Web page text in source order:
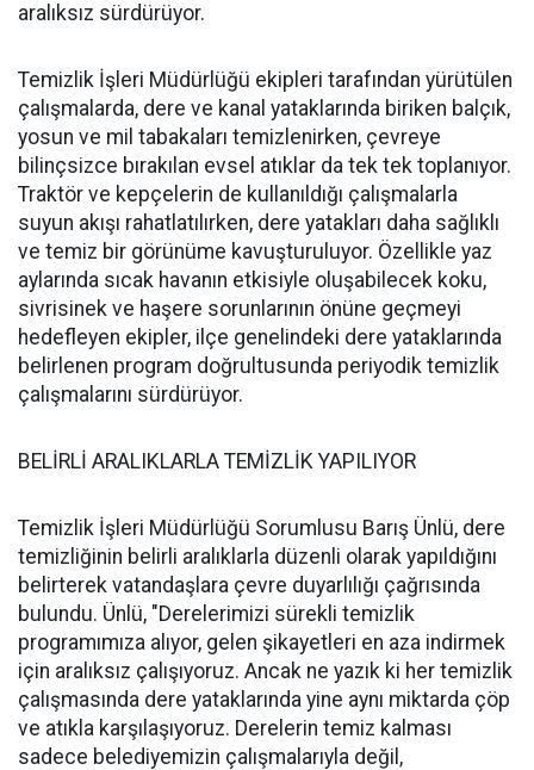
aralıksız sürdürüyor.
Temizlik İşleri Müdürlüğü ekipleri tarafından yürütülen
çalışmalarda, dere ve kanal yataklarında biriken balçık,
yosun ve mil tabakaları temizlenirken, çevreye
bilinçsizce bırakılan evsel atıklar da tek tek toplanıyor.
Traktör ve kepçelerin de kullanıldığı çalışmalarla
suyun akışı rahatlatılırken, dere yatakları daha sağlıklı
ve temiz bir görünüme kavuşturuluyor. Özellikle yaz
aylarında sıcak havanın etkisiyle oluşabilecek koku,
sivrisinek ve haşere sorunlarının önüne geçmeyi
hedefleyen ekipler, ilçe genelindeki dere yataklarında
belirlenen program doğrultusunda periyodik temizlik
çalışmalarını sürdürüyor.
BELİRLİ ARALIKLARLA TEMİZLİK YAPILIYOR
Temizlik İşleri Müdürlüğü Sorumlusu Barış Ünlü, dere
temizliğinin belirli aralıklarla düzenli olarak yapıldığını
belirterek vatandaşlara çevre duyarlılığı çağrısında
bulundu. Ünlü, "Derelerimizi sürekli temizlik
programımıza alıyor, gelen şikayetleri en aza indirmek
için aralıksız çalışıyoruz. Ancak ne yazık ki her temizlik
çalışmasında dere yataklarında yine aynı miktarda çöp
ve atıkla karşılaşıyoruz. Derelerin temiz kalması
sadece belediyemizin çalışmalarıyla değil,